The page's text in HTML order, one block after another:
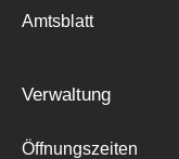
Suche
Amtsblatt
Verwaltung
Öffnungszeiten